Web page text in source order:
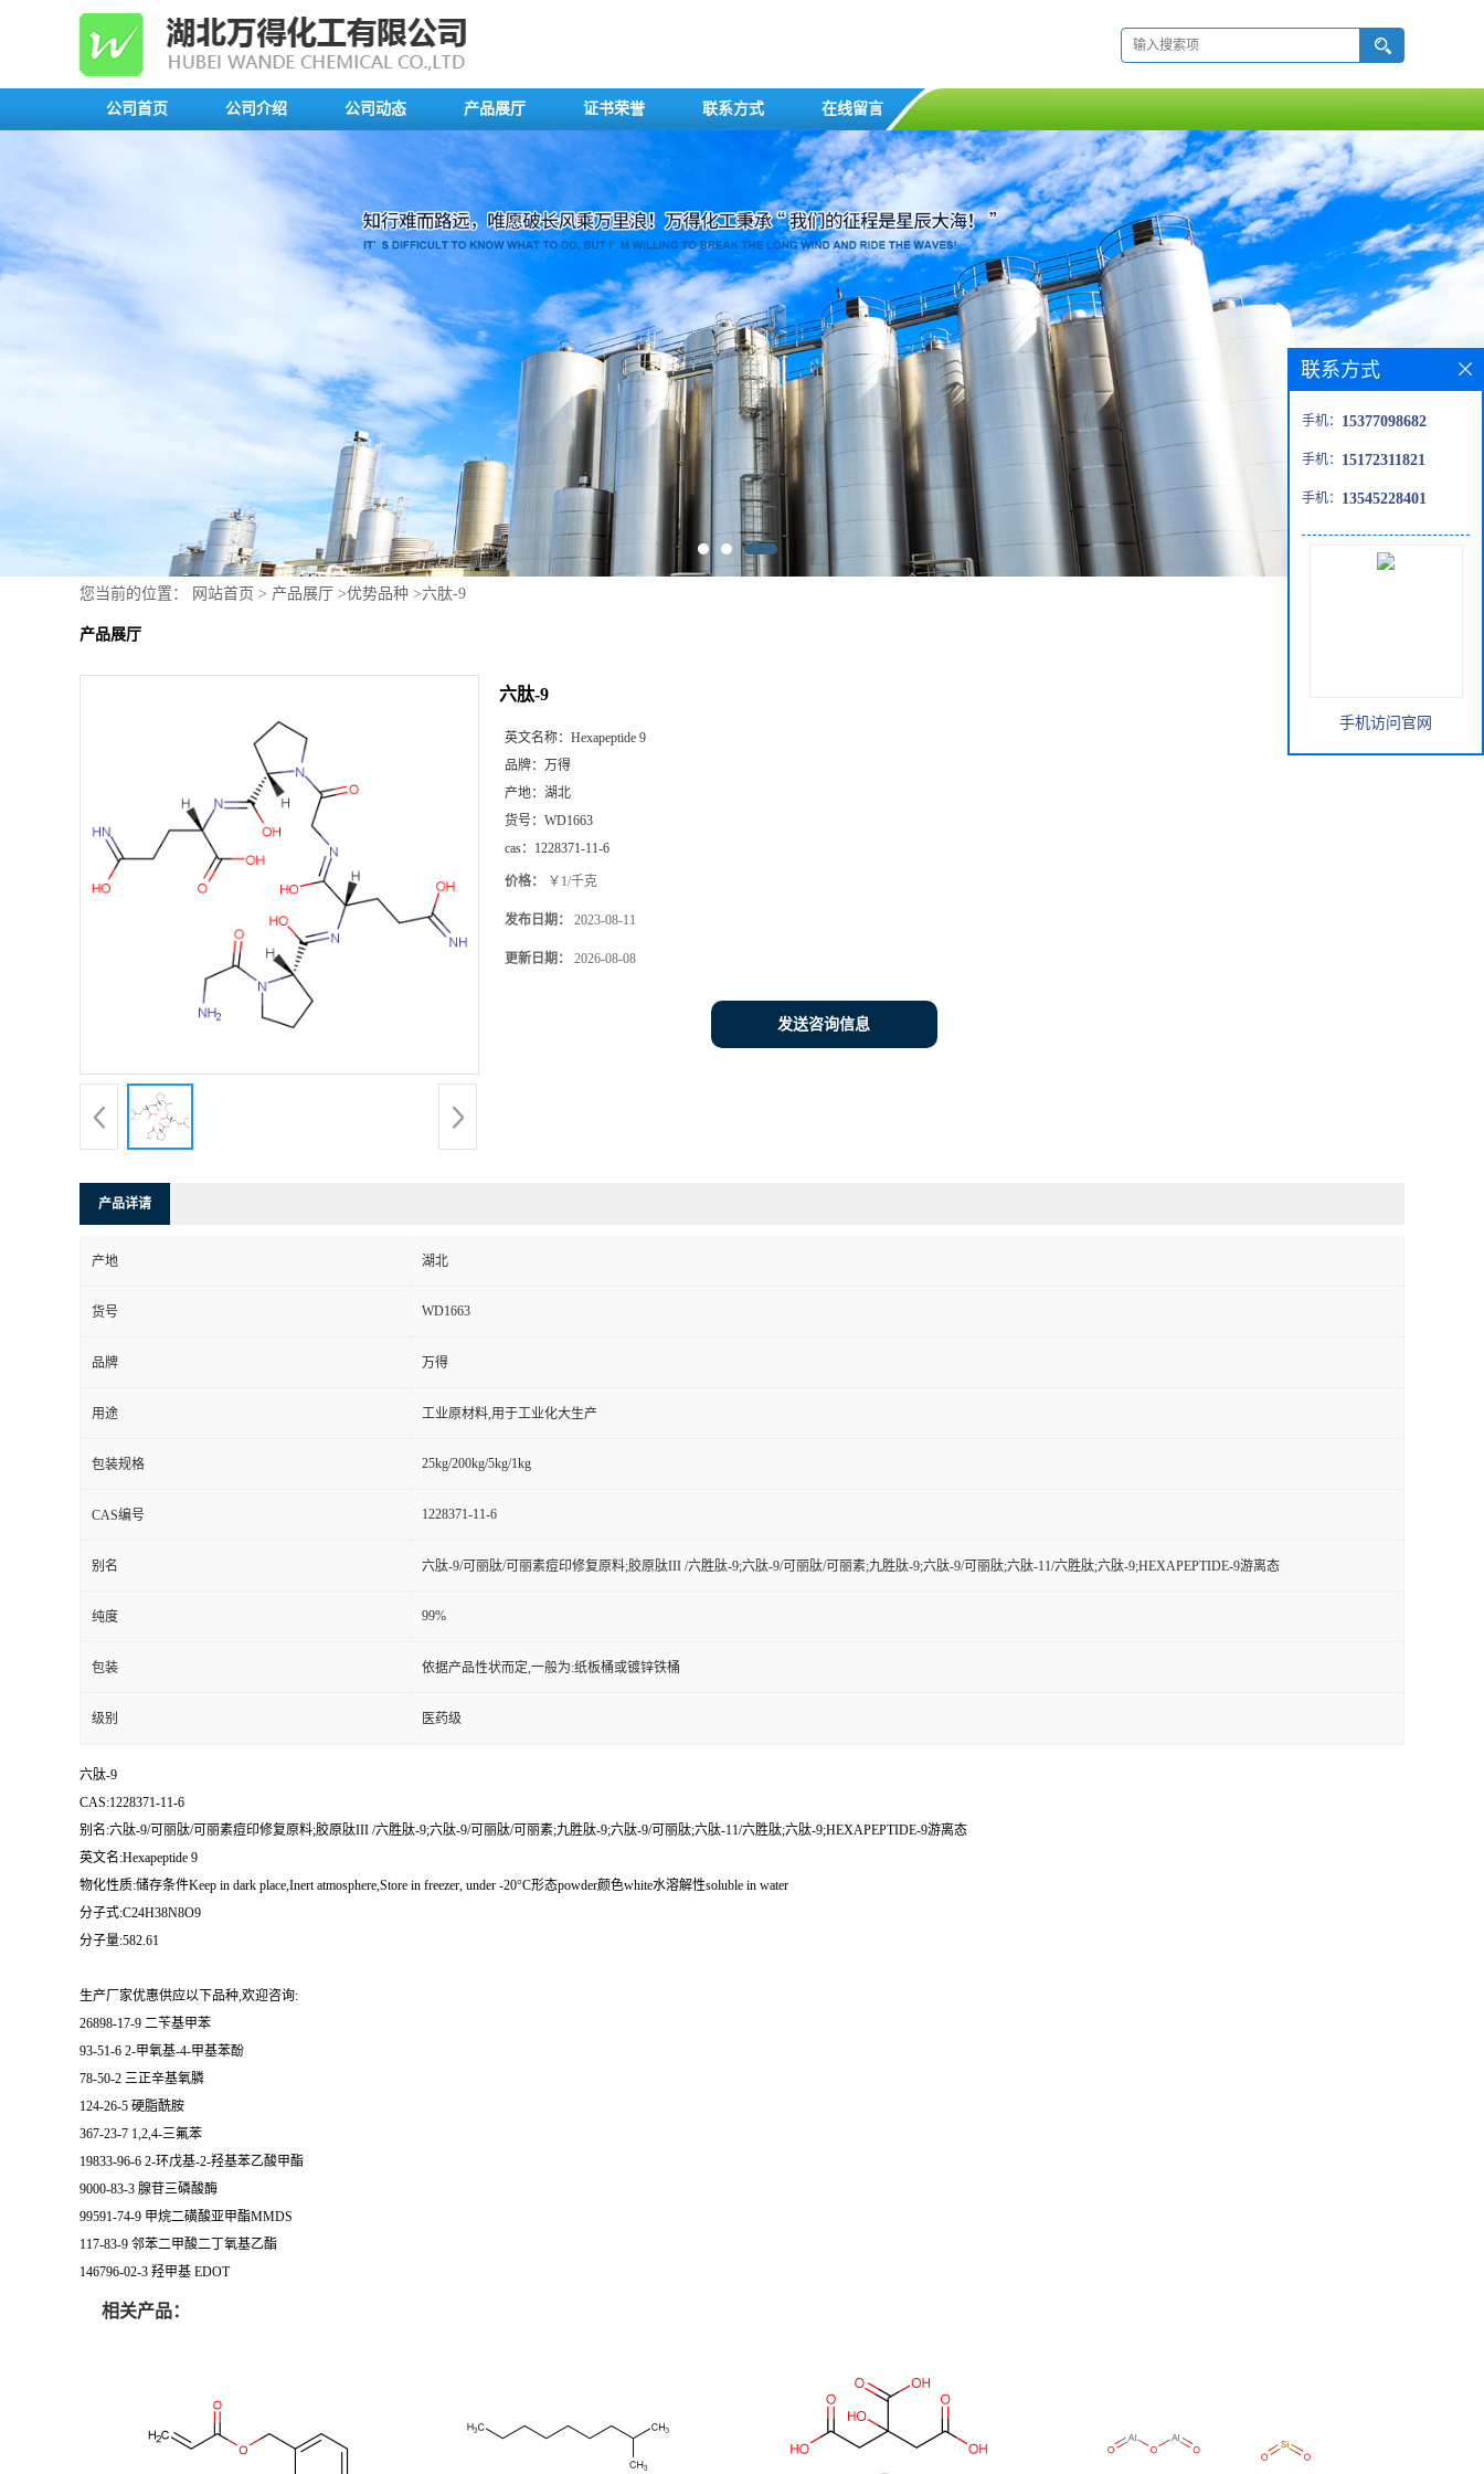
公司首页 公司介绍 公司动态 产品展厅 证书荣誉 联系方式 在线留言
您当前的位置： 网站首页 > 产品展厅 >优势品种 >六肽-9
产品展厅
六肽-9
英文名称： Hexapeptide 9
品牌： 万得
产地： 湖北
货号： WD1663
cas： 1228371-11-6
价格： ￥1/千克
发布日期： 2023-08-11
更新日期： 2026-08-08
发送咨询信息
产品详请
产地 湖北
货号 WD1663
品牌 万得
用途 工业原材料,用于工业化大生产
包装规格 25kg/200kg/5kg/1kg
CAS编号 1228371-11-6
别名 六肽-9/可丽肽/可丽素痘印修复原料;胶原肽III /六胜肽-9;六肽-9/可丽肽/可丽素;九胜肽-9;六肽-9/可丽肽;六肽-11/六胜肽;六肽-9;HEXAPEPTIDE-9游离态
纯度 99%
包装 依据产品性状而定,一般为:纸板桶或镀锌铁桶
级别 医药级
六肽-9
CAS:1228371-11-6
别名:六肽-9/可丽肽/可丽素痘印修复原料;胶原肽III /六胜肽-9;六肽-9/可丽肽/可丽素;九胜肽-9;六肽-9/可丽肽;六肽-11/六胜肽;六肽-9;HEXAPEPTIDE-9游离态
英文名:Hexapeptide 9
物化性质:储存条件Keep in dark place,Inert atmosphere,Store in freezer, under -20°C形态powder颜色white水溶解性soluble in water
分子式:C24H38N8O9
分子量:582.61
生产厂家优惠供应以下品种,欢迎咨询:
26898-17-9 二苄基甲苯
93-51-6 2-甲氧基-4-甲基苯酚
78-50-2 三正辛基氧膦
124-26-5 硬脂酰胺
367-23-7 1,2,4-三氟苯
19833-96-6 2-环戊基-2-羟基苯乙酸甲酯
9000-83-3 腺苷三磷酸酶
99591-74-9 甲烷二磺酸亚甲酯MMDS
117-83-9 邻苯二甲酸二丁氧基乙酯
146796-02-3 羟甲基 EDOT
相关产品：
联系方式
手机： 15377098682
手机： 15172311821
手机： 13545228401
手机访问官网